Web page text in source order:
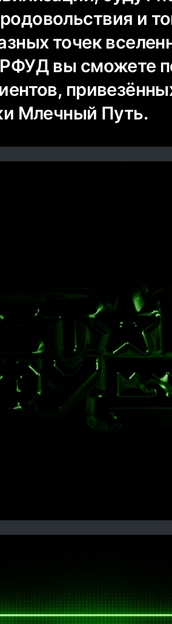
и
точек
вы сможете
Млечный Путь.